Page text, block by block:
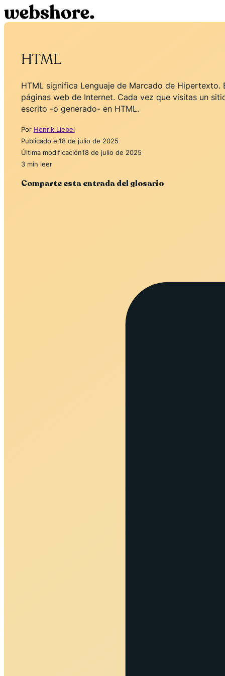
HTML
HTML significa Lenguaje de Marcado de
páginas web de Internet. Cada vez que visitas un
escrito -o generado- en HTML.
Por Henrik Liebel
Publicado el18 de julio de 2025
Última modificación18 de julio de 2025
3 min leer
Comparte esta entrada del glosario